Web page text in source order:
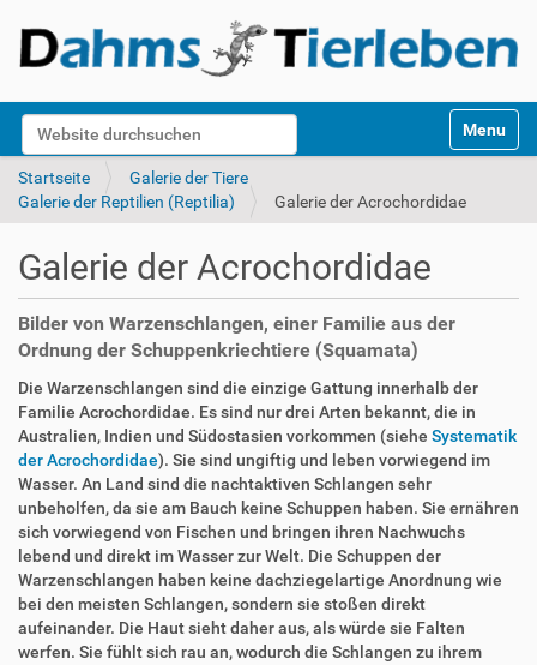
Website durchsuchen
k
Toggle
Startseite
Galerie der Tiere
Galerie der Reptilien (Reptilia)
Galerie der Acrochordidae
Galerie der Acrochordidae
Bilder von Warzenschlangen, einer Familie aus der
Ordnung der Schuppenkriechtiere (Squamata)
Die Warzenschlangen sind die einzige Gattung innerhalb der
Familie Acrochordidae. Es sind nur drei Arten bekannt, die in
Australien, Indien und Südostasien vorkommen (siehe Systematik
der Acrochordidae). Sie sind ungiftig und leben vorwiegend im
Wasser. An Land sind die nachtaktiven Schlangen sehr
unbeholfen, da sie am Bauch keine Schuppen haben. Sie ernähren
sich vorwiegend von Fischen und bringen ihren Nachwuchs
lebend und direkt im Wasser zur Welt. Die Schuppen der
Warzenschlangen haben keine dachziegelartige Anordnung wie
bei den meisten Schlangen, sondern sie stoßen direkt
aufeinander. Die Haut sieht daher aus, als würde sie Falten
werfen. Sie fühlt sich rau an, wodurch die Schlangen zu ihrem